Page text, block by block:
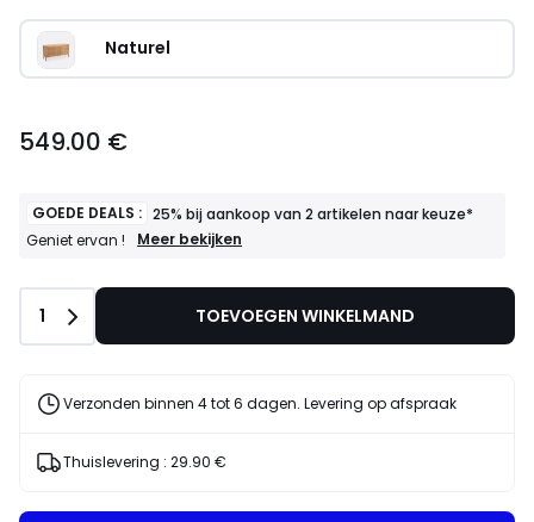
Naturel
549.00 €
GOEDE DEALS : 25% bij aankoop van 2 artikelen naar keuze*
Geniet ervan !
GOEDE
artikelen
Geniet
Meer bekijken
Aantal
1 TOEVOEGEN WINKELMAND
Verzonden binnen 4 tot 6 dagen. Levering op afspraak
Thuislevering : 29.90 €